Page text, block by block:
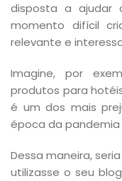
disposta a ajudar
momento difícil
relevante e
Imagine, por
produtos para
é um dos mais
época da pandemia
Dessa maneira,
utilizasse o seu